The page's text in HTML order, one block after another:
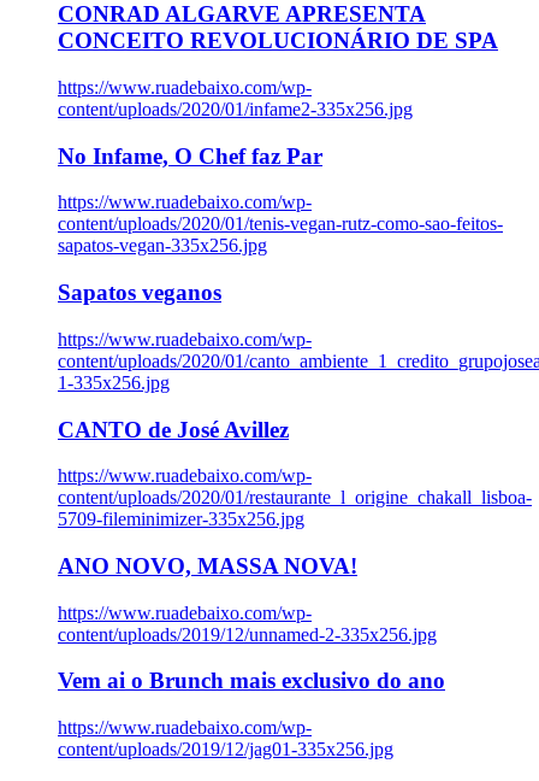
CONRAD ALGARVE APRESENTA
CONCEITO REVOLUCIONÁRIO DE SPA
https://www.ruadebaixo.com/wp-
content/uploads/2020/01/infame2-335x256.jpg
No Infame, O Chef faz Par
https://www.ruadebaixo.com/wp-
content/uploads/2020/01/tenis-vegan-rutz-como-sao-feitos-
sapatos-vegan-335x256.jpg
Sapatos veganos
https://www.ruadebaixo.com/wp-
content/uploads/2020/01/
1-335x256.jpg
CANTO de José Avillez
https://www.ruadebaixo.com/wp-
content/uploads/2020/01/restaurante_l_origine_chakall_lisboa-
5709-fileminimizer-335x256.jpg
ANO NOVO, MASSA NOVA!
https://www.ruadebaixo.com/wp-
content/uploads/2019/12/unnamed-2-335x256.jpg
Vem ai o Brunch mais exclusivo do ano
https://www.ruadebaixo.com/wp-
content/uploads/2019/12/jag01-335x256.jpg